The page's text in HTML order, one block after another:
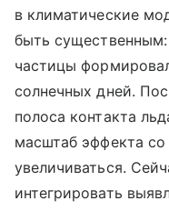
в климатические
быть
частицы
солнечных дней.
полоса контакта
масштаб эффекта
увеличиваться.
интегрировать